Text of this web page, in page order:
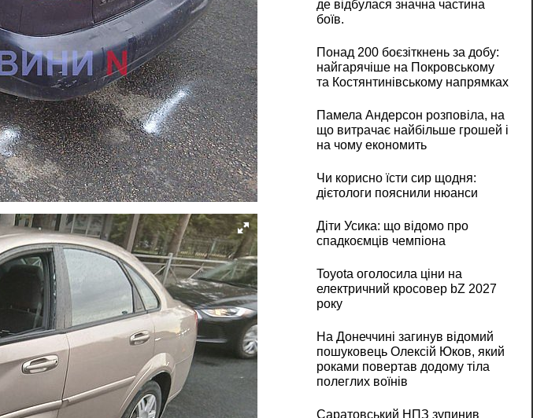
де відбулася значна частина
боїв.
Понад 200 боєзіткнень за добу:
найгарячіше на Покровському
та Костянтинівському напрямках
Памела Андерсон розповіла, на
що витрачає найбільше грошей і
на чому економить
Чи корисно їсти сир щодня:
дієтологи пояснили нюанси
Діти Усика: що відомо про
спадкоємців чемпіона
Toyota оголосила ціни на
електричний кросовер bZ 2027
року
На Донеччині загинув відомий
пошуковець Олексій Юков, який
роками повертав додому тіла
полеглих воїнів
Саратовський НПЗ зупинив